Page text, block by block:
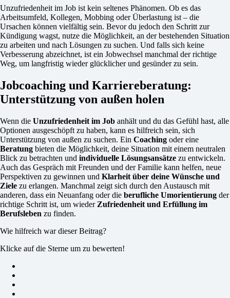
Unzufriedenheit im Job ist kein seltenes Phänomen. Ob es das
Arbeitsumfeld, Kollegen, Mobbing oder Überlastung ist – die
Ursachen können vielfältig sein. Bevor du jedoch den Schritt zur
Kündigung wagst, nutze die Möglichkeit, an der bestehenden Situation
zu arbeiten und nach Lösungen zu suchen. Und falls sich keine
Verbesserung abzeichnet, ist ein Jobwechsel manchmal der richtige
Weg, um langfristig wieder glücklicher und gesünder zu sein.
Jobcoaching und Karriereberatung:
Unterstützung von außen holen
Wenn die Unzufriedenheit im Job anhält und du das Gefühl hast, alle
Optionen ausgeschöpft zu haben, kann es hilfreich sein, sich
Unterstützung von außen zu suchen. Ein Coaching oder eine
Beratung bieten die Möglichkeit, deine Situation mit einem neutralen
Blick zu betrachten und individuelle Lösungsansätze zu entwickeln.
Auch das Gespräch mit Freunden und der Familie kann helfen, neue
Perspektiven zu gewinnen und Klarheit über deine Wünsche und
Ziele zu erlangen. Manchmal zeigt sich durch den Austausch mit
anderen, dass ein Neuanfang oder die berufliche Umorientierung der
richtige Schritt ist, um wieder Zufriedenheit und Erfüllung im
Berufsleben zu finden.
Wie hilfreich war dieser Beitrag?
Klicke auf die Sterne um zu bewerten!